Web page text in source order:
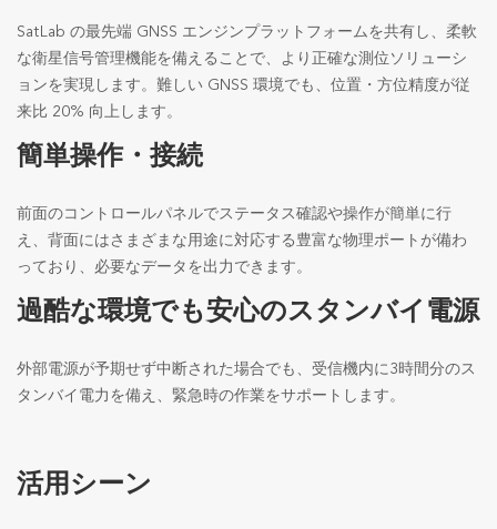
SatLab の最先端 GNSS エンジンプラットフォームを共有し、柔軟
な衛星信号管理機能を備えることで、より正確な測位ソリューシ
ョンを実現します。難しい GNSS 環境でも、位置・方位精度が従
来比 20% 向上します。
簡単操作・接続
前面のコントロールパネルでステータス確認や操作が簡単に行
え、背面にはさまざまな用途に対応する豊富な物理ポートが備わ
っており、必要なデータを出力できます。
過酷な環境でも安心のスタンバイ電源
外部電源が予期せず中断された場合でも、受信機内に3時間分のス
タンバイ電力を備え、緊急時の作業をサポートします。
活用シーン